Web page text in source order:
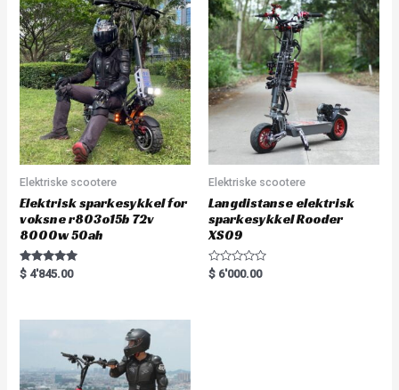
o
u
t
o
f
5
Elektriske scootere
Elektrisk sparkesykkel for
voksne r803o15b 72v
8000w 50ah
Rated
5.00
$ 4'845.00
Elektriske scootere
Langdistanse elektrisk
sparkesykkel Rooder
XS09
R
a
$ 6'000.00